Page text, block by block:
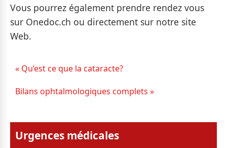
Vous pourrez également prendre rendez vous
sur Onedoc.ch ou directement sur notre site
Web.
« Qu’est ce que la cataracte?
Bilans ophtalmologiques complets »
Urgences médicales